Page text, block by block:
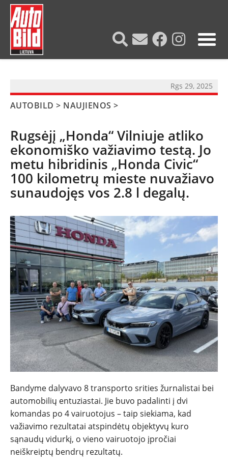
NAUJIENOS
TESTAI
NAUJI
NAUDOTI
REPORTAŽAI
SPORTAS
Rgs 29, 2025
AUTOBILD > NAUJIENOS >
Rugsėjį „Honda“ Vilniuje atliko
ekonomiško važiavimo testą. Jo
metu hibridinis „Honda Civic“
100 kilometrų mieste nuvažiavo
sunaudojęs vos 2.8 l degalų.
Bandyme dalyvavo 8 transporto srities žurnalistai bei
automobilių entuziastai. Jie buvo padalinti į dvi
komandas po 4 vairuotojus – taip siekiama, kad
važiavimo rezultatai atspindėtų objektyvų kuro
sąnaudų vidurkį, o vieno vairuotojo įpročiai
neiškreiptų bendrų rezultatų.